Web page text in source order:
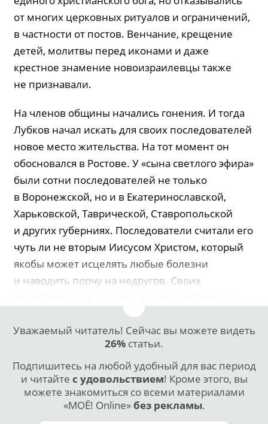
от многих церковных ритуалов и ограничений,
в частности от постов. Венчание, крещение
детей, молитвы перед иконами и даже
крестное знамение новоизраилевцы также
не признавали.
На членов общины начались гонения. И тогда
Лубков начал искать для своих последователей
новое место жительства. На тот момент он
обосновался в Ростове. У «сына светлого эфира»
были сотни последователей не только
в Воронежской, но и в Екатеринославской,
Харьковской, Таврической, Ставропольской
и других губерниях. Последователи считали его
чуть ли не вторым Иисусом Христом, который
якобы может исцелять любые болезни
и наводить порчу на недругов. Своих
Уважаемый читатель! Сейчас вы можете видеть
26% статьи.
Подпишитесь на любой удобный для вас период
и читайте с удовольствием! Кроме этого, вы
можете знакомиться со всеми материалами
«МОЁ! Online»без рекламы.